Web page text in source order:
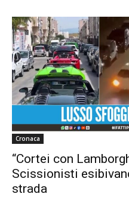
Cronaca
“Cortei con
Scissionisti
strada